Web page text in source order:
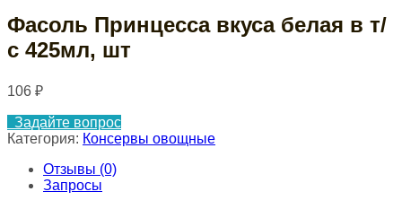
Фасоль Принцесса вкуса белая в т/
с 425мл, шт
106 ₽
Задайте вопрос
Категория: Консервы овощные
Отзывы (0)
Запросы